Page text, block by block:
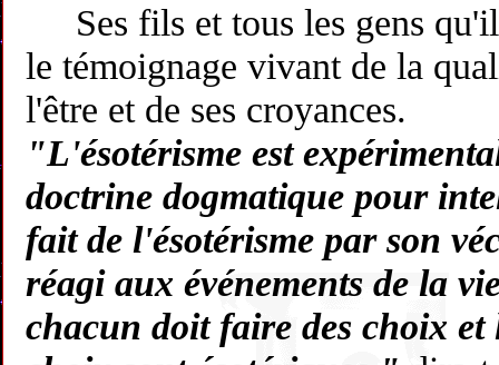
Ses fils et tous les gens
le témoignage vivant de la
l'être et de ses croyances.
"L'ésotérisme est
doctrine dogmatique pour
fait de l'ésotérisme par son
réagi aux événements de la
chacun doit faire des choix et